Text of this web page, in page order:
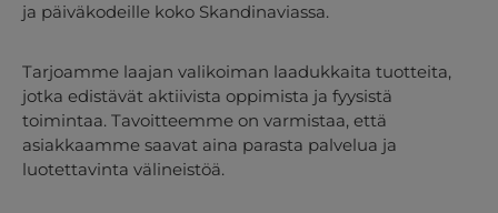
ja päiväkodeille koko Skandinaviassa.
Tarjoamme laajan valikoiman laadukkaita tuotteita,
jotka edistävät aktiivista oppimista ja fyysistä
toimintaa. Tavoitteemme on varmistaa, että
asiakkaamme saavat aina parasta palvelua ja
luotettavinta välineistöä.